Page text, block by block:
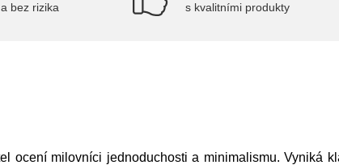
bez rizika s kvalitními produkty
ocení milovníci jednoduchosti a minimalismu. Vyniká